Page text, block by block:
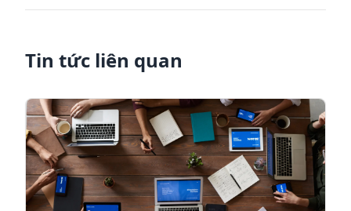
Tin tức liên quan